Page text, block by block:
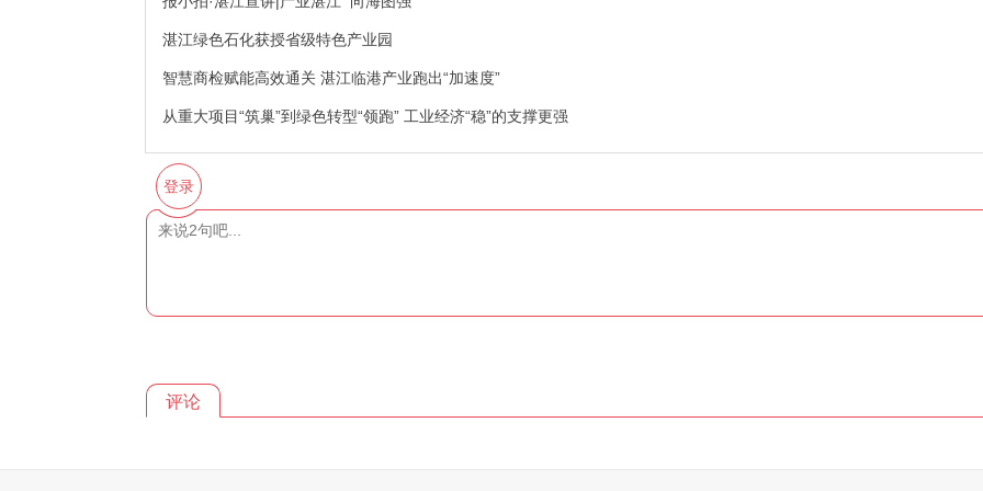
湛江绿色石化获授省级特色产业园
智慧商检赋能高效通关 湛江临港产业跑出“加速度”
从重大项目“筑巢”到绿色转型“领跑” 工业经济“稳”的支撑更强
登录
评论